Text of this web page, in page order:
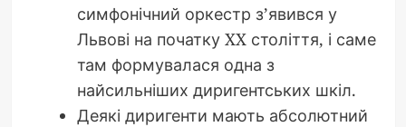
симфонічний оркестр з’явився у
Львові на початку XX століття, і саме
там формувалася одна з
найсильніших диригентських шкіл.
Деякі диригенти мають абсолютний